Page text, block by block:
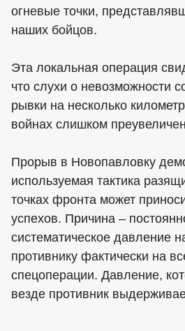
огневые точки,
наших бойцов.
Эта локальная операция
что слухи о невозможности
рывки на несколько
войнах слишком
Прорыв в Новопавловку
используемая тактика
точках фронта может
успехов. Причина –
систематическое давление
противнику фактически на
спецоперации. Давление,
везде противник